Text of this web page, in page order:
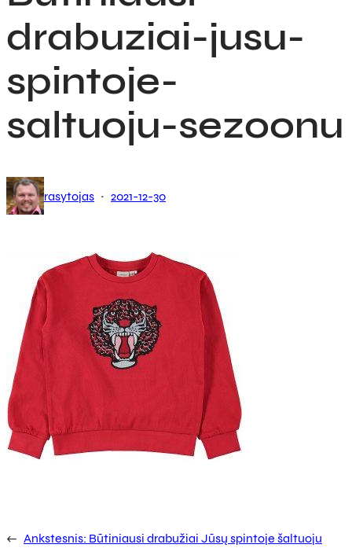
drabuziai-jusu-
spintoje-
saltuoju-sezoonu
rasytojas · 2021-12-30
← Ankstesnis: Būtiniausi drabužiai Jūsų spintoje šaltuoju